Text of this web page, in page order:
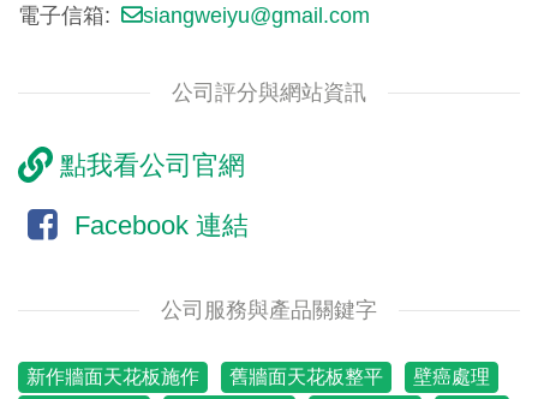
電子信箱
siangweiyu@gmail.com
公司評分與網站資訊
點我看公司官網
Facebook 連結
公司服務與產品關鍵字
新作牆面天花板施作 舊牆面天花板整平
壁癌處理